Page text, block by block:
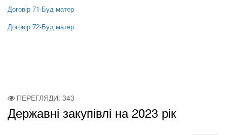
Договір 71-Буд матер
Договір 72-Буд матер
ПЕРЕГЛЯДИ: 343
Державні закупівлі на 2023 рік